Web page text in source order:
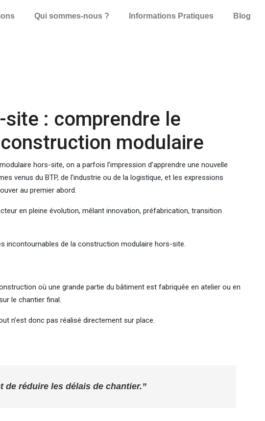
Qui sommes-nous ? Informations Pratiques Blog
: comprendre le
modulaire
hors-site, on a parfois l’impression d’apprendre une nouvelle
venus du BTP, de l’industrie ou de la logistique, et les expressions
au premier abord.
en pleine évolution, mêlant innovation, préfabrication, transition
incontournables de la construction modulaire hors-site.
où une grande partie du bâtiment est fabriquée en atelier ou en
le chantier final.
n’est donc pas réalisé directement sur place.
réduire les délais de chantier.”